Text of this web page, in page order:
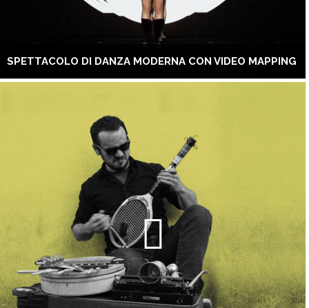
SPETTACOLO DI DANZA MODERNA CON VIDEO MAPPING